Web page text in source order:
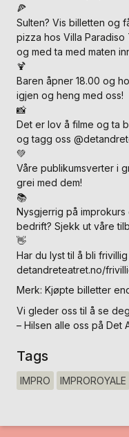
🍕
Sulten? Vis billetten og
pizza hos Villa Paradiso
og med ta med maten
🍹
Baren åpner 18.00 og
igjen og heng med oss!
📸
Det er lov å filme og ta
og tagg oss
💚
Våre publikumsverter i
grei med dem!
📚
Nysgjerrig på
bedrift? Sjekk ut våre
👋
Har du lyst til å bli
detandreteatret.no/
Merk: Kjøpte billetter
Vi gleder oss til å se
– Hilsen alle oss på Det
Tags
IMPRO IMPROROYALE